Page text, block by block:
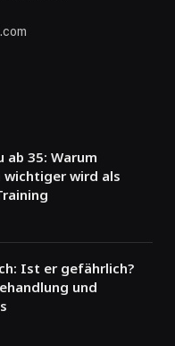
ab 35: Warum
wichtiger wird als
Ist er gefährlich?
und